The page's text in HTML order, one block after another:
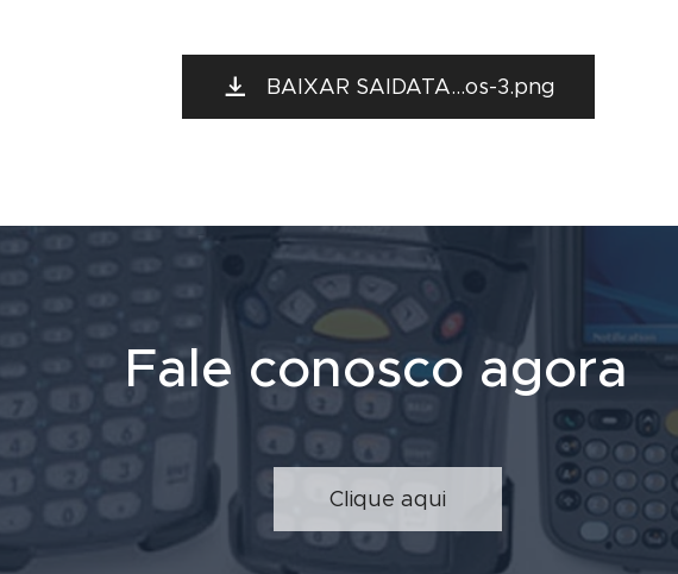
BAIXAR SAIDATA...os-3.png
Fale conosco agora
Clique aqui